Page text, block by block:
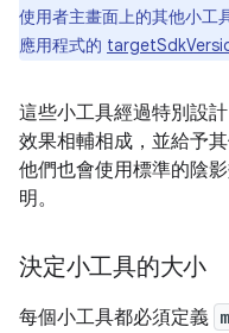
使用者主畫面上的其他小工
應用程式的
這些小工具經過特別設
效果相輔相成，並給予
他們也會使用標準的陰
明。
決定小工具的大小
每個小工具都必須定義